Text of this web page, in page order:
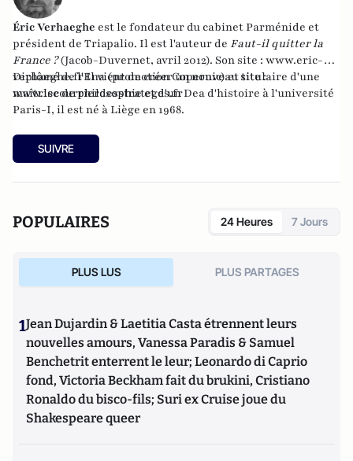
Éric Verhaeghe est le fondateur du cabinet Parménide et
président de Triapalio. Il est l'auteur de Faut-il quitter la
France ?(Jacob-Duvernet, avril 2012). Son site : www.eric-
verhaeghe.frIl vient de créer un nouveau site :
www.lecourrierdesstrateges.fr
Diplômé de l'Ena (promotion Copernic) et titulaire d'une
maîtrise de philosophie et d'un Dea d'histoire à l'université
Paris-I, il est né à Liège en 1968.
SUIVRE
POPULAIRES 24 Heures 7 Jours
PLUS LUS PLUS PARTAGES
1Jean Dujardin & Laetitia Casta étrennent leurs
nouvelles amours, Vanessa Paradis & Samuel
Benchetrit enterrent le leur; Leonardo di Caprio
fond, Victoria Beckham fait du brukini, Cristiano
Ronaldo du bisco-fils; Suri ex Cruise joue du
Shakespeare queer